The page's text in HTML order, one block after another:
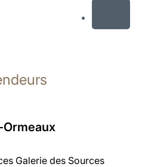
Galerie des Sources